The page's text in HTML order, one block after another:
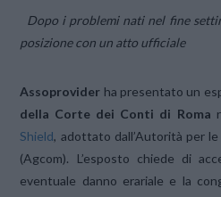
Dopo i problemi nati nel fine
posizione con un atto ufficiale
Assoprovider ha presentato un
della Corte dei Conti di Roma
Shield, adottato dall’Autorità per
(Agcom). L’esposto chiede di
eventuale danno erariale e la